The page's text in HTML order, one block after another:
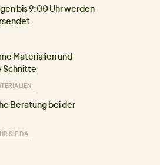
bis 9:00 Uhr werden
Materialien und
Schnitte
Beratung bei der
SIE DA